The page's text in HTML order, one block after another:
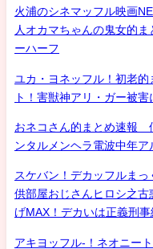
火浦のシネマッフル映画
人オカマちゃんの鬼女的
ーハーフ
ユカ・ヨネッフル！初老
ト！害獣神アリ・ガー被
おネコさん的まとめ速報
ンタルメンヘラ電波中年
スケバン！デカッフルま
供部屋おじさんヒロシ之
げMAX！デカいは正義刑事
アキヨッフル-！ネオニー